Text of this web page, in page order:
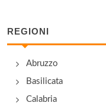
REGIONI
Abruzzo
Basilicata
Calabria